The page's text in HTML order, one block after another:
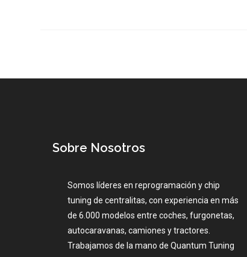
Sobre Nosotros
Somos líderes en reprogramación y chip
tuning de centralitas, con experiencia en más
de 6.000 modelos entre coches, furgonetas,
autocaravanas, camiones y tractores.
Trabajamos de la mano de Quantum Tuning